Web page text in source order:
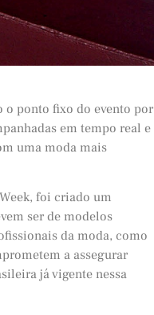
o ponto fixo do evento por
em tempo real e
uma moda mais
foi criado um
ser de modelos
da moda, como
a assegurar
já vigente nessa